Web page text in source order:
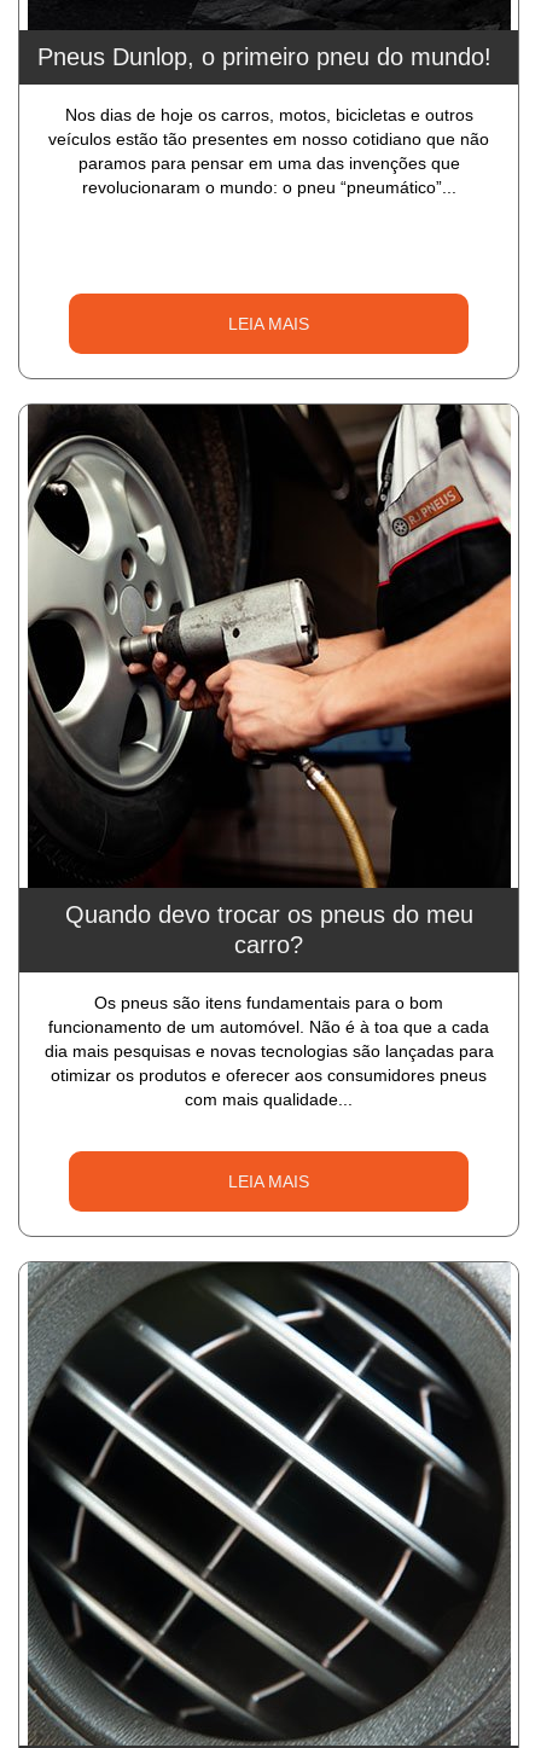
Pneus Dunlop, o primeiro pneu do mundo!
Nos dias de hoje os carros, motos, bicicletas e outros
veículos estão tão presentes em nosso cotidiano que não
paramos para pensar em uma das invenções que
revolucionaram o mundo: o pneu “pneumático”...
LEIA MAIS
Quando devo trocar os pneus do meu
carro?
Os pneus são itens fundamentais para o bom
funcionamento de um automóvel. Não é à toa que a cada
dia mais pesquisas e novas tecnologias são lançadas para
otimizar os produtos e oferecer aos consumidores pneus
com mais qualidade...
LEIA MAIS